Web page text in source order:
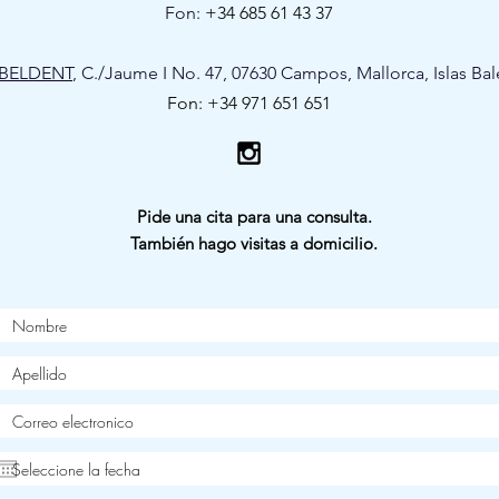
info@glowmallorca.com| Tel: +34 606 547 910
Fon: +34 685 61 43 37
, C./Jaume I No. 47, 07630 Campos, Mallorca, Islas
Fon: +34 971 651 651
Schönheitschirurgie
Blepharoplasty
Pide una cita para una consulta.
También hago visitas a domicilio.